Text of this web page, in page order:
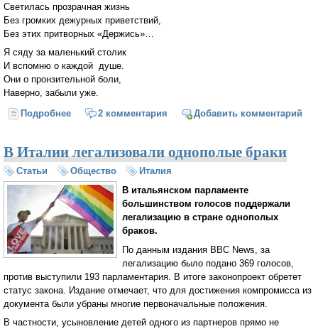
Светилась прозрачная жизнь
Без громких дежурных приветствий,
Без этих притворных «Держись»…
Я сяду за маленький столик
И вспомню о каждой душе.
Они о пронзительной боли,
Наверно, забыли уже.
Подробнее о Нет Игоря, Бори и Вити...
2 комментария Добавить комментарий
В Италии легализовали однополые браки
Статьи Общество
Италия
В итальянском парламенте
большинством голосов поддержали
легализацию в стране однополых
браков.
По данным издания BBC News, за
легализацию было подано 369 голосов,
против выступили 193 парламентария. В итоге законопроект обретет
статус закона. Издание отмечает, что для достижения компромисса из
документа были убраны многие первоначальные положения.
В частности, усыновление детей одного из партнеров прямо не